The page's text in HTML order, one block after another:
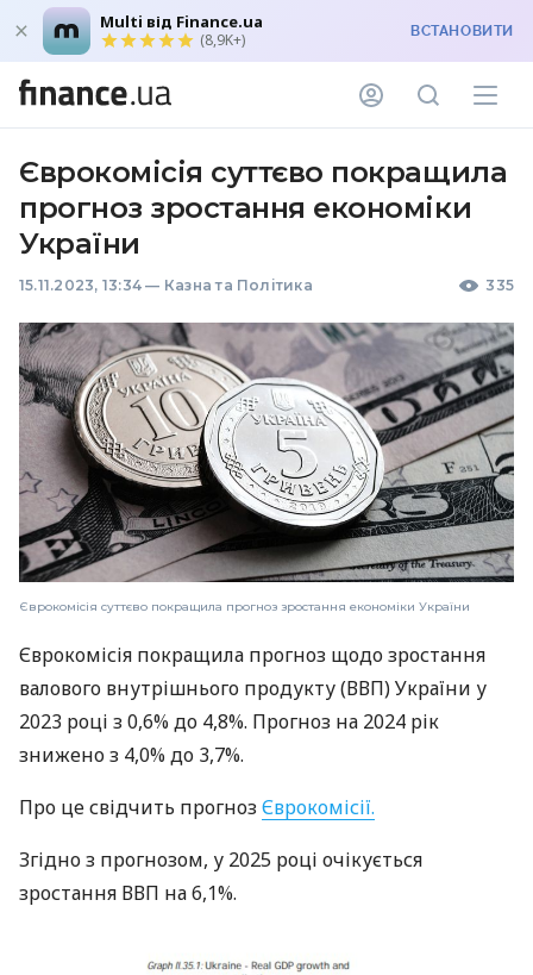
Multi від Finance.ua
(8,9K+) ВСТАНОВИТИ
Єврокомісія суттєво покращила
прогноз зростання економіки
України
15.11.2023, 13:34 — Казна та Політика 335
Єврокомісія суттєво покращила прогноз зростання економіки України
Єврокомісія покращила прогноз щодо зростання
валового внутрішнього продукту (ВВП) України у
2023 році з 0,6% до 4,8%. Прогноз на 2024 рік
знижено з 4,0% до 3,7%.
Про це свідчить прогноз Єврокомісії.
Згідно з прогнозом, у 2025 році очікується
зростання ВВП на 6,1%.